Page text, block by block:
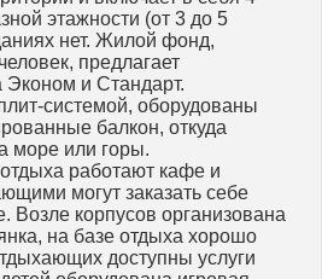
этажности (от 3 до 5
нет. Жилой фонд,
предлагает
и Стандарт.
системой, оборудованы
балкон, откуда
море или горы.
работают кафе и
могут заказать себе
Возле корпусов организована
на базе отдыха хорошо
доступны услуги